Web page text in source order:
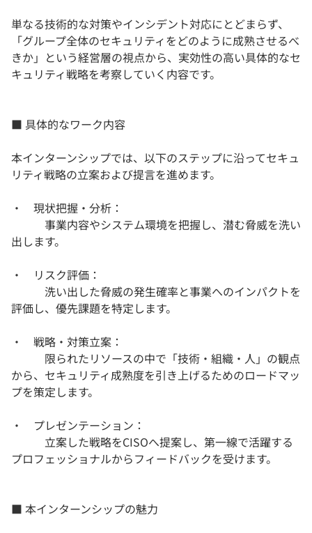
単なる技術的な対策やインシデント対応にとどまらず、
「グループ全体のセキュリティをどのように成熟させるべ
きか」という経営層の視点から、実効性の高い具体的なセ
キュリティ戦略を考察していく内容です。
■ 具体的なワーク内容
本インターンシップでは、以下のステップに沿ってセキュ
リティ戦略の立案および提言を進めます。
・ 現状把握・分析：
事業内容やシステム環境を把握し、潜む脅威を洗い
出します。
・ リスク評価：
洗い出した脅威の発生確率と事業へのインパクトを
評価し、優先課題を特定します。
・ 戦略・対策立案：
限られたリソースの中で「技術・組織・人」の観点
から、セキュリティ成熟度を引き上げるためのロードマッ
プを策定します。
・ プレゼンテーション：
立案した戦略をCISOへ提案し、第一線で活躍する
プロフェッショナルからフィードバックを受けます。
■ 本インターンシップの魅力